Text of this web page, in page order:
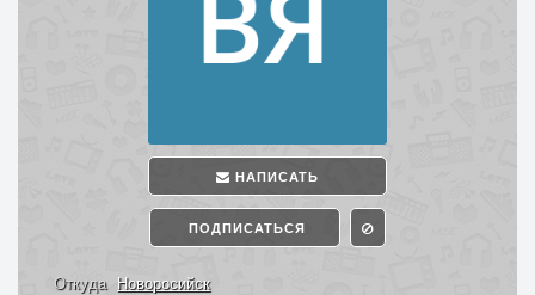
НАПИСАТЬ
ПОДПИСАТЬСЯ
Откуда Новоросийск